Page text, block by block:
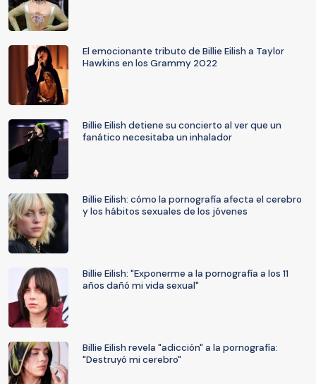
El emocionante tributo de Billie Eilish a Taylor
Hawkins en los Grammy 2022
Billie Eilish detiene su concierto al ver que un
fanático necesitaba un inhalador
Billie Eilish: cómo la pornografía afecta el cerebro
y los hábitos sexuales de los jóvenes
Billie Eilish: "Exponerme a la pornografía a los 11
años dañó mi vida sexual"
Billie Eilish revela "adicción" a la pornografía:
"Destruyó mi cerebro"